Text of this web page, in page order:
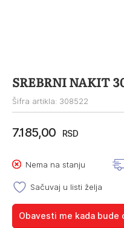
SREBRNI NAKIT
Šifra artikla: 308522
7.185,00 RSD
Nema na stanju
Sačuvaj u listi želja
Obavesti me kada bude